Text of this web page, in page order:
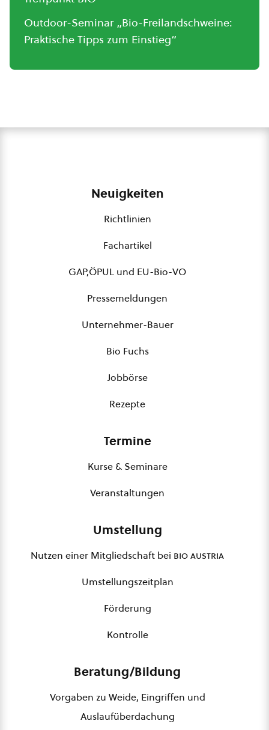
Outdoor-Seminar „Bio-Freilandschweine:
Praktische Tipps zum Einstieg“
Neuigkeiten
Richtlinien
Fachartikel
GAP,ÖPUL und EU-Bio-VO
Pressemeldungen
Unternehmer-Bauer
Bio Fuchs
Jobbörse
Rezepte
Termine
Kurse & Seminare
Veranstaltungen
Umstellung
Nutzen einer Mitgliedschaft bei bio austria
Umstellungszeitplan
Förderung
Kontrolle
Beratung/Bildung
Vorgaben zu Weide, Eingriffen und
Auslaufüberdachung